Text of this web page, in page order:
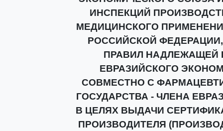
ИНСПЕКЦИЙ
МЕДИЦИНСКОГО
РОССИЙСКОЙ
ПРАВИЛ НАДЛЕЖАЩЕЙ
ЕВРАЗИЙСКОГО
СОВМЕСТНО С
ГОСУДАРСТВА - ЧЛЕНА
В ЦЕЛЯХ ВЫДАЧИ
ПРОИЗВОДИТЕЛЯ